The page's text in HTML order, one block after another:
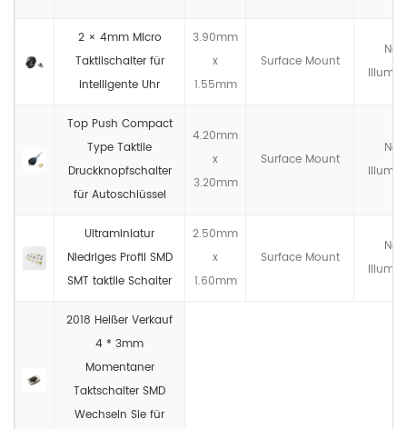
2 × 4mm Micro
Taktilschalter für
intelligente Uhr
3.90mm
x
1.55mm
Surface Mount
Top Push Compact
Type Taktile
Druckknopfschalter
für Autoschlüssel
4.20mm
x
3.20mm
Surface Mount
Ultraminiatur
Niedriges Profil SMD
SMT taktile Schalter
2.50mm
x
1.60mm
Surface Mount
2018 Heißer Verkauf
4 * 3mm
Momentaner
Taktschalter SMD
Wechseln Sie für